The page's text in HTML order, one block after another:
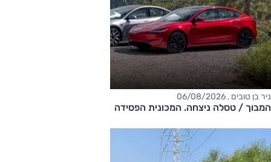
ניר בן טובים , 06/08/2026
המבוך / טסלה ניצחה. המכונית הפסידה